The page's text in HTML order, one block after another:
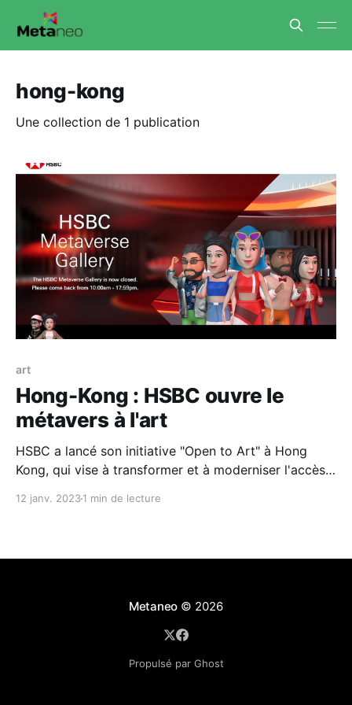
hong-kong
Une collection de 1 publication
art
Hong-Kong : HSBC ouvre le
métavers à l'art
HSBC a lancé son initiative "Open to Art" à Hong
Kong, qui vise à transformer et à moderniser l'accès
différentes formes d'art et de culture. L'initiative
12 janv. 20231 min de lecture
Metaneo © 2026
Propulsé par Ghost